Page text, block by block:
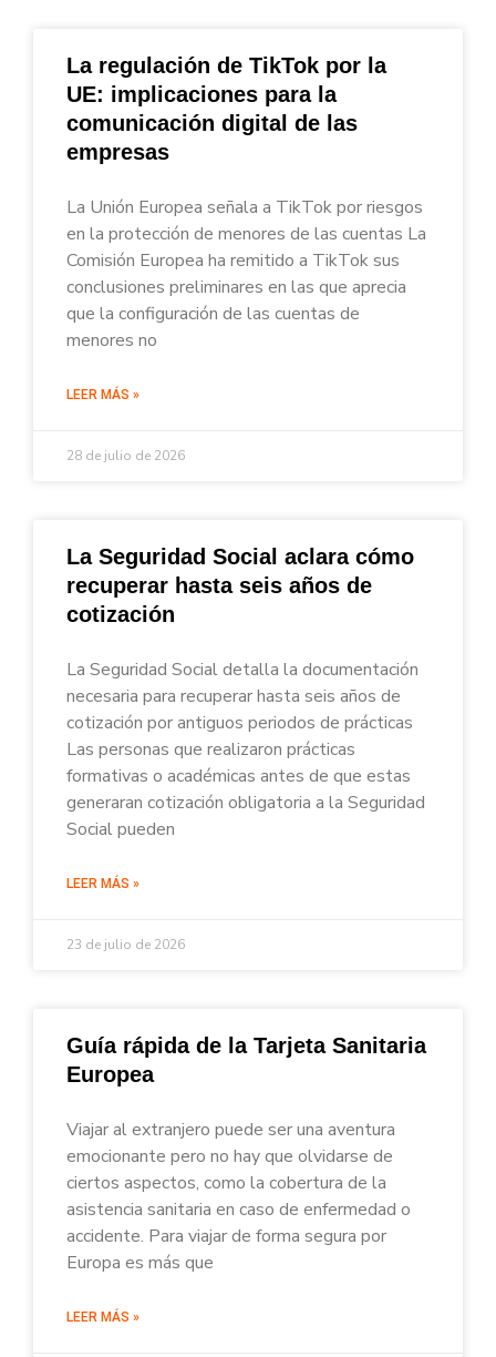
La regulación de TikTok por la
UE: implicaciones para la
comunicación digital de las
empresas
La Unión Europea señala a TikTok por riesgos
en la protección de menores de las cuentas La
Comisión Europea ha remitido a TikTok sus
conclusiones preliminares en las que aprecia
que la configuración de las cuentas de
menores no
LEER MÁS »
28 de julio de 2026
La Seguridad Social aclara cómo
recuperar hasta seis años de
cotización
La Seguridad Social detalla la documentación
necesaria para recuperar hasta seis años de
cotización por antiguos periodos de prácticas
Las personas que realizaron prácticas
formativas o académicas antes de que estas
generaran cotización obligatoria a la Seguridad
Social pueden
LEER MÁS »
23 de julio de 2026
Guía rápida de la Tarjeta Sanitaria
Europea
Viajar al extranjero puede ser una aventura
emocionante pero no hay que olvidarse de
ciertos aspectos, como la cobertura de la
asistencia sanitaria en caso de enfermedad o
accidente. Para viajar de forma segura por
Europa es más que
LEER MÁS »